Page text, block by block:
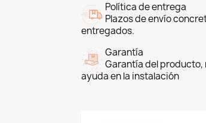
Política de entrega
Plazos de envío
entregados.
Garantía
Garantía del producto,
ayuda en la instalación